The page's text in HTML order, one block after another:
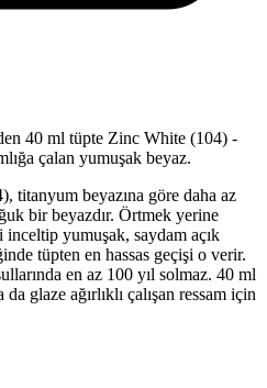
40 ml tüpte Zinc White (104) -
çalan yumuşak beyaz.
titanyum beyazına göre daha az
bir beyazdır. Örtmek yerine
yumuşak, saydam açık
tüpten en hassas geçişi o verir.
en az 100 yıl solmaz. 40 ml
glaze ağırlıklı çalışan ressam için